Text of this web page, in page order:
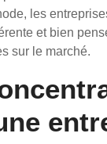
les
et bien
sur le marché.